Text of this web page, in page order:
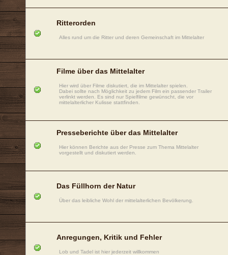
Ritterorden
Alles rund um die Ritter und deren Gemeinschaft im Mittelalter
Filme über das Mittelalter
Hier wird über Filme diskutiert, die im Mittelalter spielen.
Dabei sollte nach Möglichkeit zu jedem Film ein passender Trailer
verlinkt werden. Es sind nur Spielfilme gewünscht, die vor
mittelalterlicher Kulisse stattfinden.
Presseberichte über das Mittelalter
Hier können Berichte aus der Presse zum Thema Mittelalter
vorgestellt und diskutiert werden.
Das Füllhorn der Natur
Über das leibliche Wohl der mittelalterlichen Bevölkerung.
Anregungen, Kritik und Fehler
Lob und Tadel ist hier jederzeit willkommen